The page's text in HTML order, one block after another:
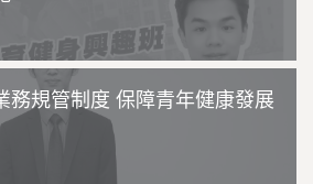
務規管制度 保障青年健康發展